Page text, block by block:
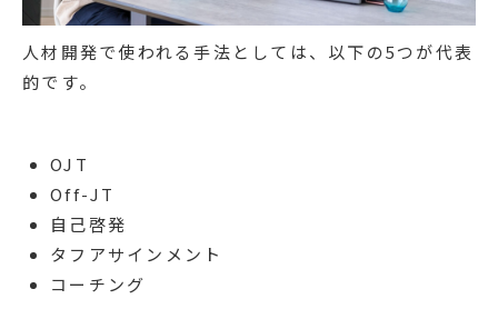
人材開発で使われる手法としては、以下の5つが代表
的です。
OJT
Off-JT
自己啓発
タフアサインメント
コーチング